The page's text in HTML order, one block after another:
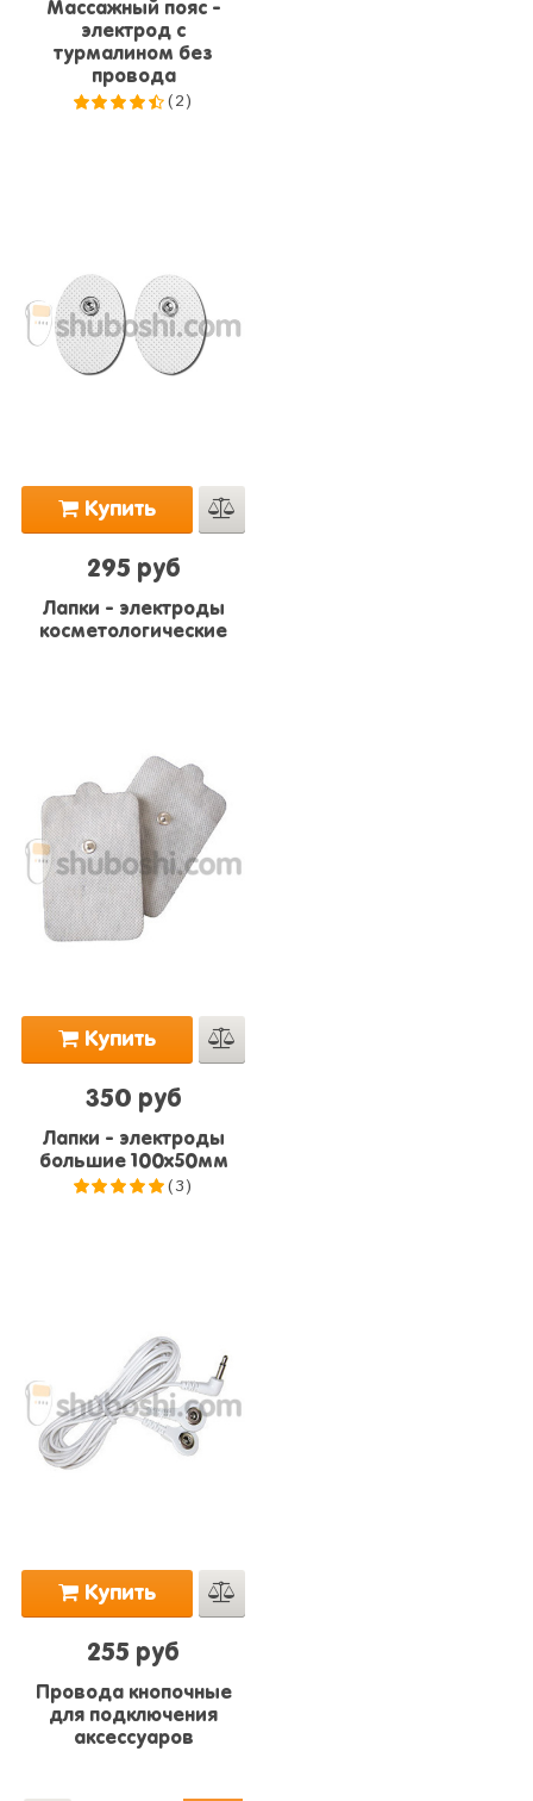
Массажный пояс -
электрод с
турмалином без
провода
(2)
Купить
295 руб
Лапки - электроды
косметологические
Купить
350 руб
Лапки - электроды
большие 100x50мм
(3)
Купить
255 руб
Провода кнопочные
для подключения
аксессуаров